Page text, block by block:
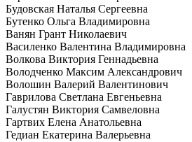
Будовская Наталья Сергеевна
Бутенко Ольга Владимировна
Ванян Грант Николаевич
Василенко Валентина Владимировна
Волкова Виктория Геннадьевна
Володченко Максим Александрович
Волошин Валерий Валентинович
Гаврилова Светлана Евгеньевна
Галустян Виктория Самвеловна
Гартвих Елена Анатольевна
Гедиан Екатерина Валерьевна